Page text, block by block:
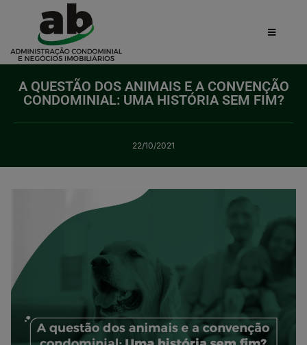
A QUESTÃO DOS ANIMAIS E A CONVENÇÃO
CONDOMINIAL: UMA HISTÓRIA SEM FIM?
22/10/2021